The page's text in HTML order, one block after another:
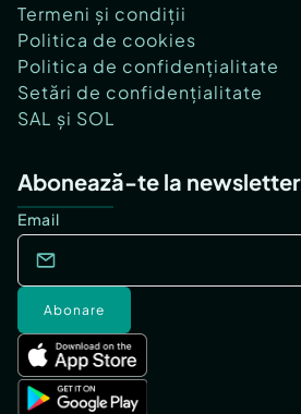
Termeni și condiții
Politica de cookies
Politica de confidențialitate
Setări de confidențialitate
SAL și SOL
Abonează-te la newsletter
Email
Abonare